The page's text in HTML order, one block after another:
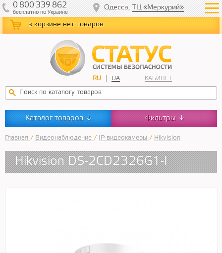
в корзине нет товаров
RU UA КАБИНЕТ
0 800 339 862
бесплатнопо Украине
Одесса, ТЦ «Меркурий»
Каталог товаров ↓ Фильтры ↓
Главная / Видеонаблюдение / IP-видеокамеры / Hikvision
Hikvision DS-2CD2326G1-I